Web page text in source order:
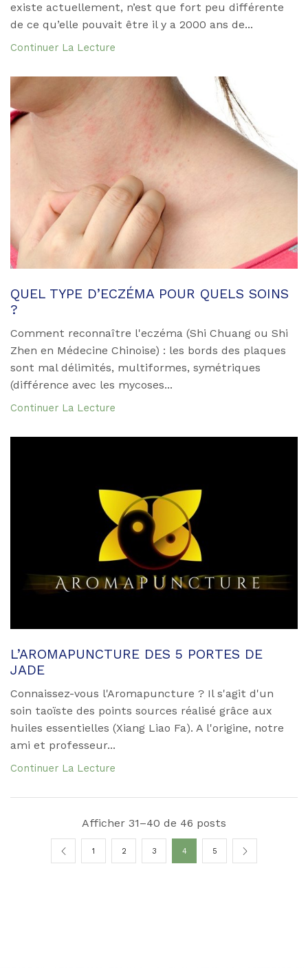
existe actuellement, n’est que fort peu différente
de ce qu’elle pouvait être il y a 2000 ans de...
Continuer La Lecture
QUEL TYPE D’ECZÉMA POUR QUELS SOINS
?
Comment reconnaître l'eczéma (Shi Chuang ou Shi
Zhen en Médecine Chinoise) : les bords des plaques
sont mal délimités, multiformes, symétriques
(différence avec les mycoses...
Continuer La Lecture
L’AROMAPUNCTURE DES 5 PORTES DE
JADE
Connaissez-vous l'Aromapuncture ? Il s'agit d'un
soin taoïste des points sources réalisé grâce aux
huiles essentielles (Xiang Liao Fa). A l'origine, notre
ami et professeur...
Continuer La Lecture
Afficher 31–40 de 46 posts
1 2 3 4 5